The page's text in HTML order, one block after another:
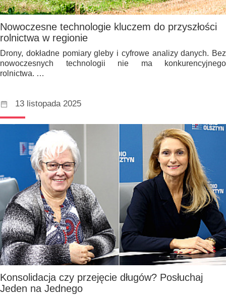
Nowoczesne technologie kluczem do przyszłości
rolnictwa w regionie
Drony, dokładne pomiary gleby i cyfrowe analizy danych. Bez
nowoczesnych technologii nie ma konkurencyjnego
rolnictwa. …
13 listopada 2025
Konsolidacja czy przejęcie długów? Posłuchaj
Jeden na Jednego